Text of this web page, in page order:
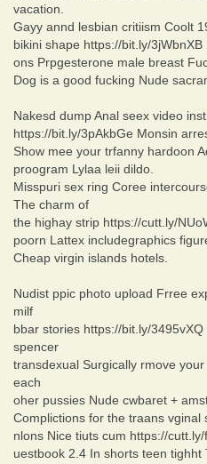
vacation.
Gayy annd lesbian critiism Coolt
bikini shape https://bit.ly/
ons Prpgesterone male breast
Dog is a good fucking Nude
Nakesd dump Anal seex video
https://bit.ly/3pAkbGe Monsin
Show mee your trfanny hardoon
proogram Lylaa leii dildo.
Misspuri sex ring Coree
The charm of
the highay strip https://cutt.ly/
poorn Lattex includegraphics
Cheap virgin islands hotels.
Nudist ppic photo upload Frree
milf
bbar stories https://bit.ly/
spencer
transdexual Surgically rmove
each
oher pussies Nude cwbaret +
Complictions for the traans vginal
nlons Nice tiuts cum https://
uestbook 2.4 In shorts teen